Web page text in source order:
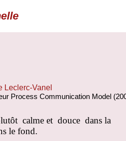
Leclerc-Vanel
Process Communication Model
calme et douce dans la
le fond.